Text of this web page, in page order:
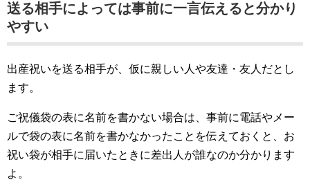
送る相手によっては事前に一言伝えると分かり
やすい
出産祝いを送る相手が、仮に親しい人や友達・友人だとし
ます。
ご祝儀袋の表に名前を書かない場合は、事前に電話やメー
ルで袋の表に名前を書かなかったことを伝えておくと、お
祝い袋が相手に届いたときに差出人が誰なのか分かります
よ。